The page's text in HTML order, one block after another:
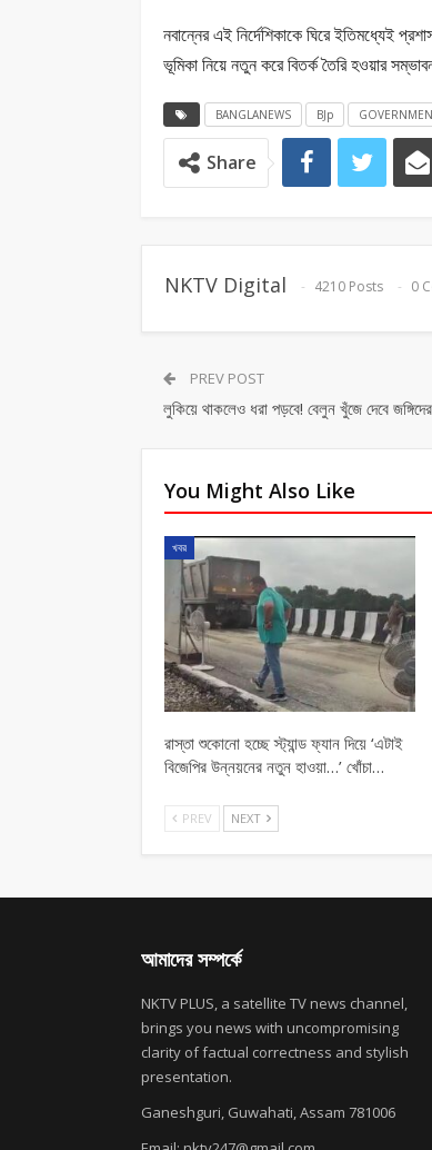
নবান্নের এই নির্দেশিকাকে ঘিরে ইতিমধ্যেই
ভূমিকা নিয়ে নতুন করে বিতর্ক তৈরি হওয়ার
BANGLANEWS BJp
Share
NKTV Digital 4210 Posts 0
PREV POST
লুকিয়ে থাকলেও ধরা পড়বে! বেলুন খুঁজে দেবে জঙ্গিদের
You Might Also Like
খবর
রাস্তা শুকোনো হচ্ছে স্ট্যান্ড ফ্যান দিয়ে ‘এটাই
বিজেপির উন্নয়নের নতুন হাওয়া…’ খোঁচা…
PREV NEXT
আমাদের সম্পর্কে
NKTV PLUS, a satellite TV news channel,
brings you news with uncompromising
clarity of factual correctness and stylish
presentation.
Ganeshguri, Guwahati, Assam 781006